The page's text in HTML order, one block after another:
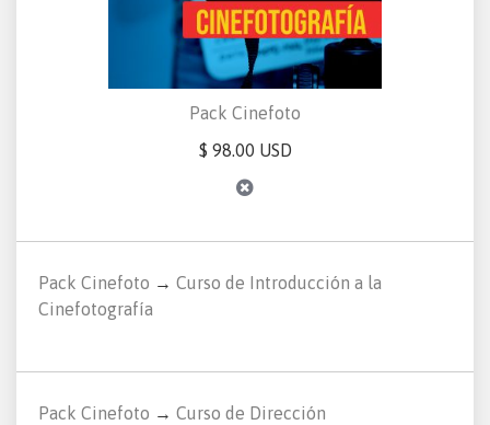
Pack Cinefoto
$ 98.00 USD
Pack Cinefoto → Curso de Introducción a la
Cinefotografía
Pack Cinefoto → Curso de Dirección